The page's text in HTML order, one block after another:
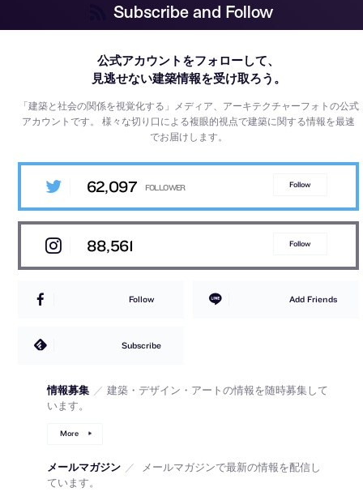
Subscribe and Follow
公式アカウントをフォローして、
見逃せない建築情報を受け取ろう。
「建築と社会の関係を視覚化する」メディア、アーキテクチャーフォトの公式
アカウントです。様々な切り口による複眼的視点で建築に関する情報を最速
でお届けします。
62,097 Follow
88,561 Follow
Follow Add Friends
Subscribe
情報募集 ／ 建築・デザイン・アートの情報を随時募集して
います。
More
メールマガジン ／
メールマガジンで最新の情報を配信し
ています。